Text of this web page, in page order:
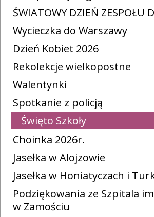
ŚWIATOWY DZIEŃ ZESPOŁU
Wycieczka do Warszawy
Dzień Kobiet 2026
Rekolekcje wielkopostne
Walentynki
Spotkanie z policją
Święto Szkoły
Choinka 2026r.
Jasełka w Alojzowie
Jasełka w Honiatyczach i
Podziękowania ze Szpitala
w Zamościu